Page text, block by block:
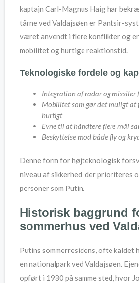
kaptajn Carl-Magnus Haig har
tårne ved Valdajsøen er Pantsir-
været anvendt i flere konflikter og
mobilitet og hurtige reaktionstid.
Teknologiske fordele og
Integration af radar og
Mobilitet som gør det muligt at
hurtigt
Evne til at håndtere flere mål
Beskyttelse mod både fly og
Denne form for højteknologisk
niveau af sikkerhed, der prioriteres
personer som Putin.
Historisk baggrund
sommerhus ved
Putins sommerresidens, ofte kaldet
en nationalpark ved Valdajsøen.
opført i 1980 på samme sted, hvor